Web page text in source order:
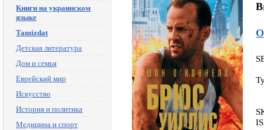
Книги на украинском
языке
Tamizdat
Детская литература
Дом и семья
Еврейский мир
Искусство
История и политика
Медицина и спорт